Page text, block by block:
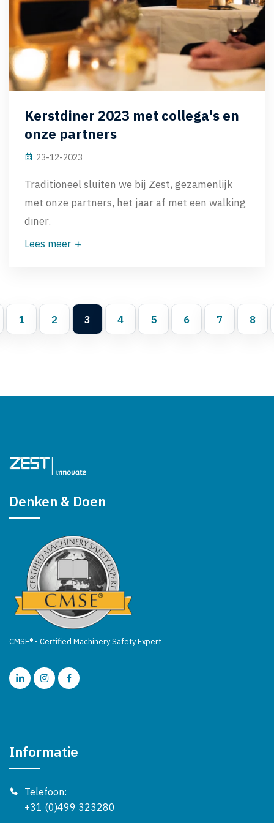
Kerstdiner 2023 met collega's en
onze partners
23-12-2023
Traditioneel sluiten we bij Zest, gezamenlijk
met onze partners, het jaar af met een walking
diner.
Lees meer
1 2 3 4 5 6 7 8
Denken & Doen
CMSE® - Certified Machinery Safety Expert
Informatie
Telefoon:
+31 (0)499 323280